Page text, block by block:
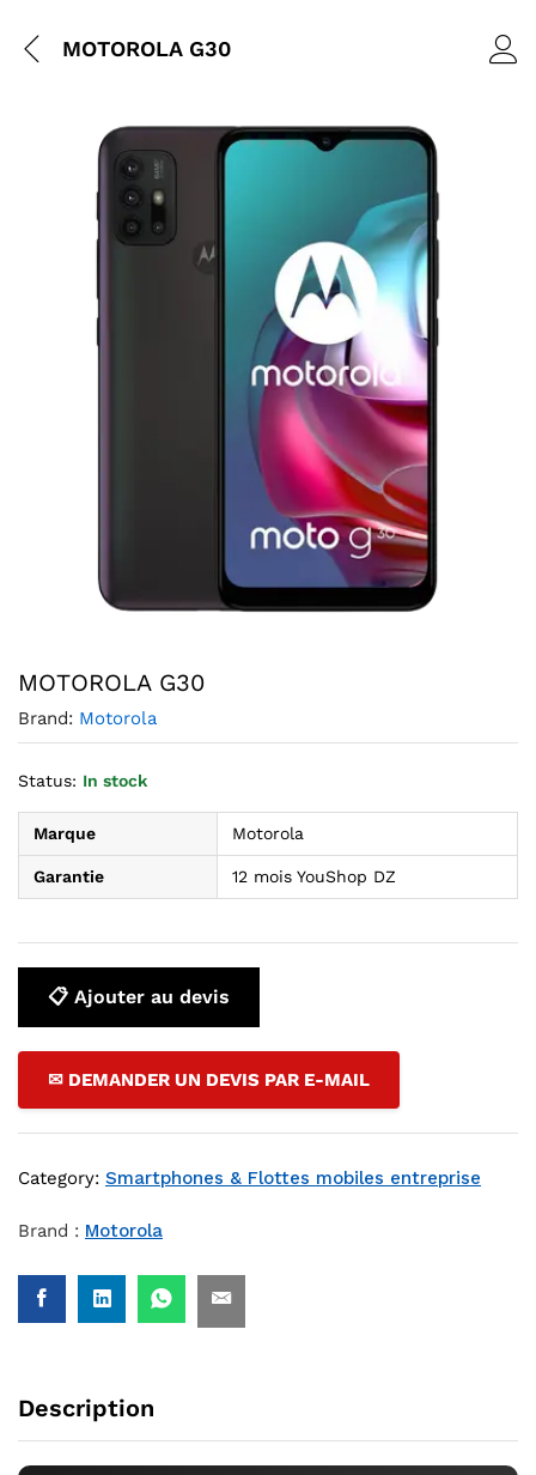
MOTOROLA G30
MOTOROLA G30
Brand: Motorola
Status: In stock
Marque Motorola
Garantie 12 mois YouShop DZ
📋 Ajouter au devis
✉ DEMANDER UN DEVIS PAR E-MAIL
Category: Smartphones & Flottes mobiles entreprise
Brand : Motorola
Description